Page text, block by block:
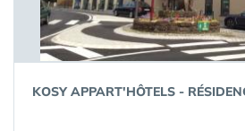
KOSY APPART'HÔTELS -